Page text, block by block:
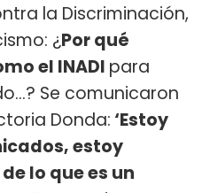
la Discriminación,
¿Por qué
el INADI para
Se comunicaron
Donda: ‘Estoy
estoy
lo que es un